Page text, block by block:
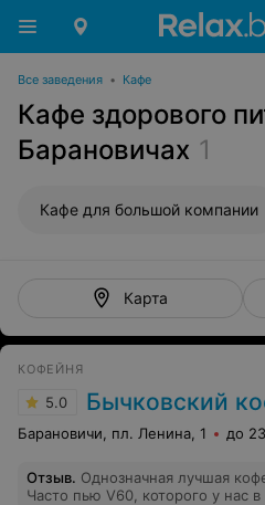
Все заведения • Кафе
Кафе здорового
Барановичах 1
Кафе для большой компании
Карта
КОФЕЙНЯ
5.0 Бычковский
Барановичи, пл. Ленина, 1 до
Отзыв. Однозначная лучшая
Часто пью V60, которого у нас в